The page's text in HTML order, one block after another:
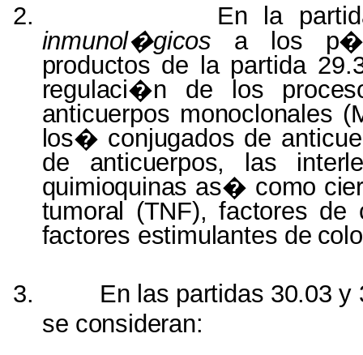
2.
En la
inmunol�gicos a los
productos de la partida
regulaci�n de
los
anticuerpos monoclonales
los� conjugados de
de anticuerpos, las
quimioquinas as� como
tumoral (TNF), factores de
factores estimulantes de
3. En las partidas 30.03 y
se consideran: